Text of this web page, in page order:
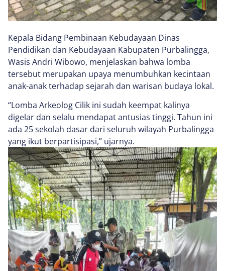
Kepala Bidang Pembinaan Kebudayaan Dinas
Pendidikan dan Kebudayaan Kabupaten Purbalingga,
Wasis Andri Wibowo, menjelaskan bahwa lomba
tersebut merupakan upaya menumbuhkan kecintaan
anak-anak terhadap sejarah dan warisan budaya lokal.
“Lomba Arkeolog Cilik ini sudah keempat kalinya
digelar dan selalu mendapat antusias tinggi. Tahun ini
ada 25 sekolah dasar dari seluruh wilayah Purbalingga
yang ikut berpartisipasi,” ujarnya.